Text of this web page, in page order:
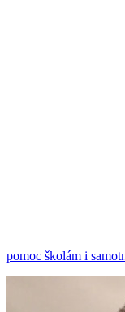
pomoc školám i